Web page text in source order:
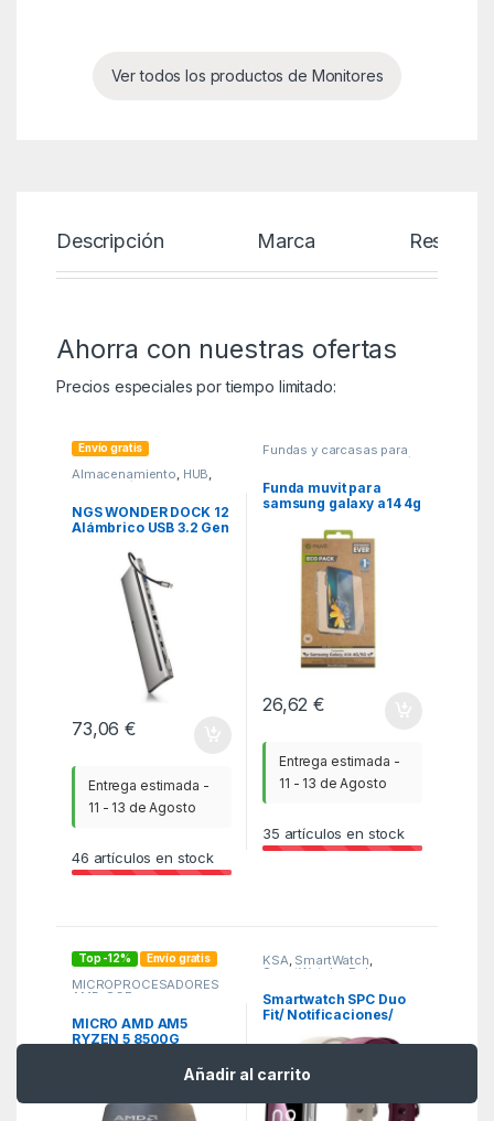
Añadir al carrito
Ver todos los productos de Monitores
Descripción Marca Reseñas
Ahorra con nuestras ofertas
Precios especiales por tiempo limitado:
Envío gratis
Almacenamiento, HUB,
Periféricos
NGS WONDER DOCK 12
Alámbrico USB 3.2 Gen
73,06€
Entrega estimada -
11 - 13 de Agosto
46 artículos en stock
Fundas y carcasas para
, Telefonía
Funda muvit para
samsung galaxy a14 4g
pantalla vidrio
templado plano
26,62€
Entrega estimada -
11 - 13 de Agosto
35 artículos en stock
Top -12% Envío gratis
MICROPROCESADORES
AMD SCE
MICRO AMD AM5
RYZEN 5 8500G
KSA, SmartWatch,
SmartWatch - Pulseras
Smartwatch SPC Duo
Fit/ Notificaciones/
Blanco